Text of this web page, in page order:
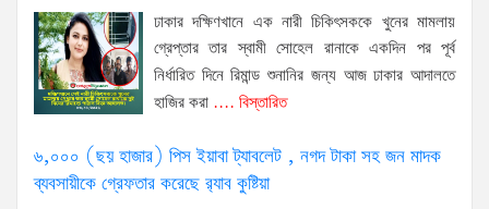
ঢাকার দক্ষিণখানে এক নারী চিকিৎসককে খুনের মামলায়
গ্রেপ্তার তার স্বামী সোহেল রানাকে একদিন পর পূর্ব
নির্ধারিত দিনে রিমান্ড শুনানির জন্য আজ ঢাকার আদালতে
হাজির করা .... বিস্তারিত
৬,০০০ (ছয় হাজার) পিস ইয়াবা ট্যাবলেট , নগদ টাকা সহ জন মাদক
ব্যবসায়ীকে গ্রেফতার করেছে র‌্যাব কুষ্টিয়া